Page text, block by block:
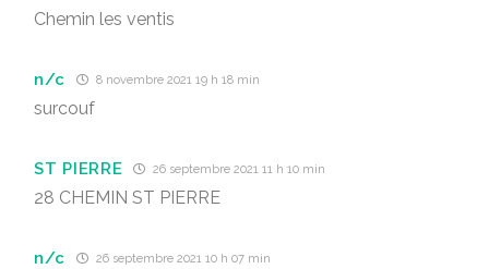
Chemin les ventis
n/c 8 novembre 2021 19 h 18 min
surcouf
ST PIERRE 26 septembre 2021 11 h 10 min
28 CHEMIN ST PIERRE
n/c 26 septembre 2021 10 h 07 min